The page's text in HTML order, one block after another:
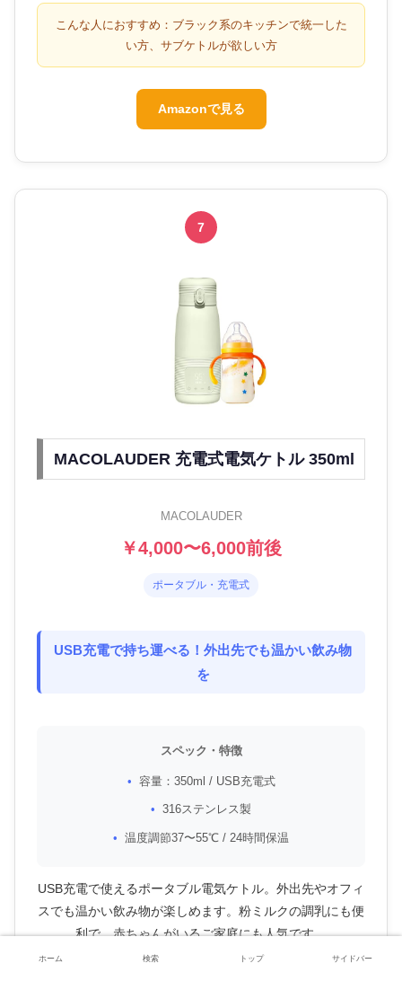
こんな人におすすめ：ブラック系のキッチンで統一した
い方、サブケトルが欲しい方
Amazonで見る
7
MACOLAUDER 充電式電気ケトル 350ml
MACOLAUDER
￥4,000〜6,000前後
ポータブル・充電式
USB充電で持ち運べる！外出先でも温かい飲み物
を
スペック・特徴
容量：350ml / USB充電式
316ステンレス製
温度調節37〜55℃ / 24時間保温
USB充電で使えるポータブル電気ケトル。外出先やオフィ
スでも温かい飲み物が楽しめます。粉ミルクの調乳にも便
利で、赤ちゃんがいるご家庭にも人気です。
ホーム 検索 トップ サイドバー